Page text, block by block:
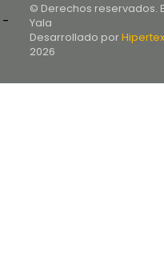
© Derechos reservados.
Yala
Desarrollado por
2026